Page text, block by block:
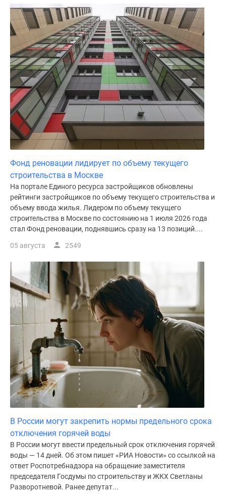
Макс
Фонд реновации лидирует по объему текущего
строительства в Москве
На портале Единого ресурса застройщиков обновлены
рейтинги застройщиков по объему текущего строительства и
объему ввода жилья. Лидером по объему текущего
строительства в Москве по состоянию на 1 июля 2026 года
стал Фонд реновации, поднявшись сразу на 13 позиций....
05 августа 2549
В России могут закрепить нормы предельного срока
отключения горячей воды
В России могут ввести предельный срок отключения горячей
воды — 14 дней. Об этом пишет «РИА Новости» со ссылкой на
ответ Роспотребнадзора на обращение заместителя
председателя Госдумы по строительству и ЖКХ Светланы
Разворотневой. Ранее депутат...